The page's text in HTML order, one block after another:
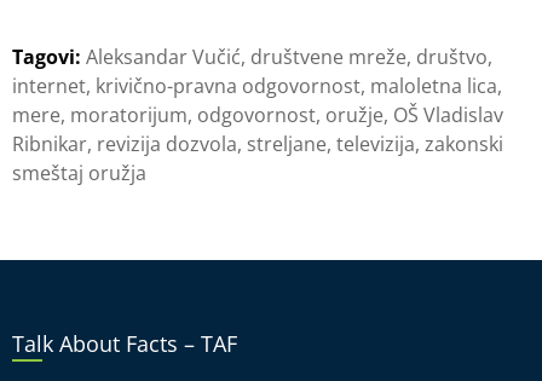
Tagovi: Aleksandar Vučić, društvene mreže, društvo,
internet, krivično-pravna odgovornost, maloletna lica,
mere, moratorijum, odgovornost, oružje, OŠ Vladislav
Ribnikar, revizija dozvola, streljane, televizija, zakonski
smeštaj oružja
Talk About Facts – TAF